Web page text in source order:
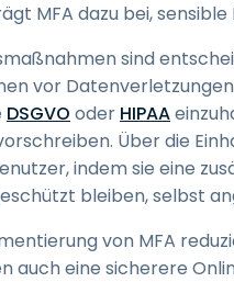
MFA dazu bei,
sind
vor
DSGVO oder HIPAA
Über die
indem sie eine
bleiben, selbst
von MFA
auch eine sicherere